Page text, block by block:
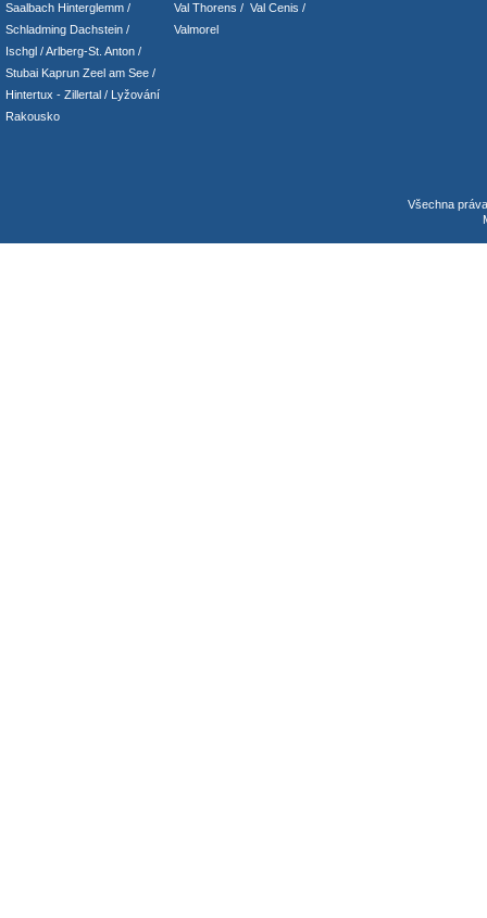
Saalbach Hinterglemm /
Schladming Dachstein /
Ischgl /Arlberg-St. Anton /
Stubai Kaprun Zeel am See /
Hintertux - Zillertal / Lyžování
Rakousko
Val Thorens / Val Cenis /
Valmorel
Všechna